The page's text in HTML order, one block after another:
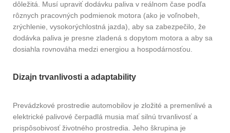
dôležitá. Musí upraviť dodávku paliva v reálnom čase podľa
rôznych pracovných podmienok motora (ako je voľnobeh,
zrýchlenie, vysokorýchlostná jazda), aby sa zabezpečilo, že
dodávka paliva je presne zladená s dopytom motora a aby sa
dosiahla rovnováha medzi energiou a hospodárnosťou.
Dizajn trvanlivosti a adaptability
Prevádzkové prostredie automobilov je zložité a premenlivé a
elektrické palivové čerpadlá musia mať silnú trvanlivosť a
prispôsobivosť životného prostredia. Jeho škrupina je